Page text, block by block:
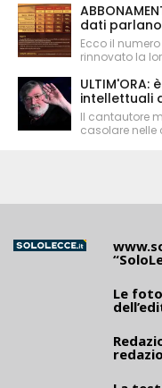
dati
Ecco il
rinnovato la
intellettuali
Il cantautore
casolare
Le